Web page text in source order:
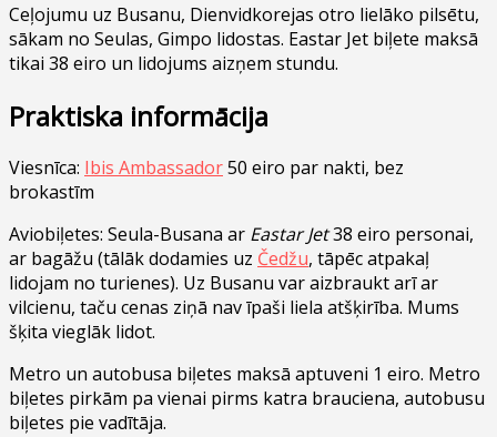
Ceļojumu uz Busanu, Dienvidkorejas otro lielāko pilsētu,
sākam no Seulas, Gimpo lidostas. Eastar Jet biļete maksā
tikai 38 eiro un lidojums aizņem stundu.
Praktiska informācija
Viesnīca: Ibis Ambassador50 eiro par nakti, bez
brokastīm
Aviobiļetes: Seula-Busana ar Eastar Jet38 eiro personai,
ar bagāžu (tālāk dodamies uz Čedžu, tāpēc atpakaļ
lidojam no turienes). Uz Busanu var aizbraukt arī ar
vilcienu, taču cenas ziņā nav īpaši liela atšķirība. Mums
šķita vieglāk lidot.
Metro un autobusa biļetes maksā aptuveni 1 eiro. Metro
biļetes pirkām pa vienai pirms katra brauciena, autobusu
biļetes pie vadītāja.